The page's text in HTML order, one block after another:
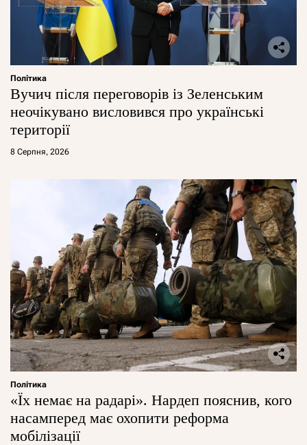
Політика
Вучич після переговорів із Зеленським
неочікувано висловився про українські
території
8 Серпня, 2026
Політика
«Їх немає на радарі». Нардеп пояснив, кого
насамперед має охопити реформа
мобілізації